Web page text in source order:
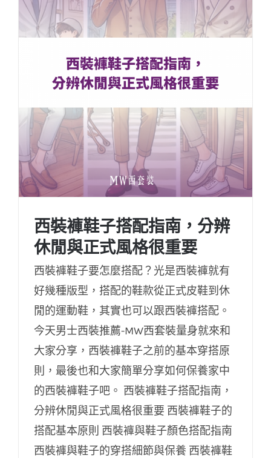
西裝褲鞋子搭配指南，分辨休閒與正式風格
很重要
西裝褲鞋子搭配指南，分辨
休閒與正式風格很重要
西裝褲鞋子要怎麼搭配？光是西裝褲就有
好幾種版型，搭配的鞋款從正式皮鞋到休
閒的運動鞋，其實也可以跟西裝褲搭配。
今天男士西裝推薦-MW西套裝量身就來和
大家分享，西裝褲鞋子之前的基本穿搭原
則，最後也和大家簡單分享如何保養家中
的西裝褲鞋子吧。 西裝褲鞋子搭配指南，
分辨休閒與正式風格很重要 西裝褲鞋子的
搭配基本原則 西裝褲與鞋子顏色搭配指南
西裝褲與鞋子的穿搭細節與保養 西裝褲鞋